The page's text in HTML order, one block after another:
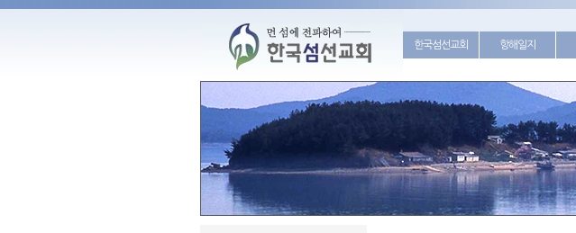
한국섬선교회 항해일지